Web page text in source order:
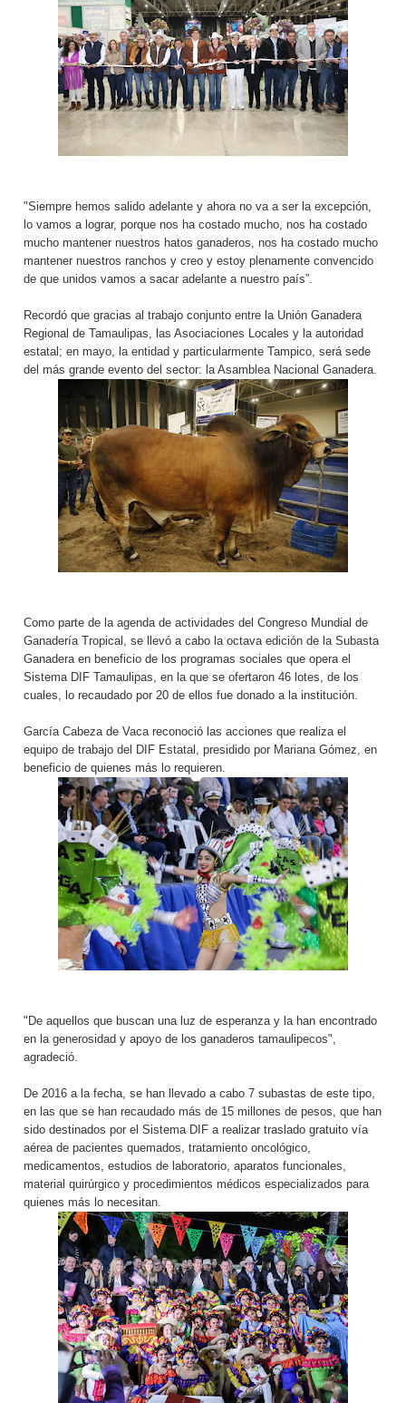
"Siempre hemos salido adelante y ahora no va a ser la excepción,
lo vamos a lograr, porque nos ha costado mucho, nos ha costado
mucho mantener nuestros hatos ganaderos, nos ha costado mucho
mantener nuestros ranchos y creo y estoy plenamente convencido
de que unidos vamos a sacar adelante a nuestro país”.
Recordó que gracias al trabajo conjunto entre la Unión Ganadera
Regional de Tamaulipas, las Asociaciones Locales y la autoridad
estatal; en mayo, la entidad y particularmente Tampico, será sede
del más grande evento del sector: la Asamblea Nacional Ganadera.
Como parte de la agenda de actividades del Congreso Mundial de
Ganadería Tropical, se llevó a cabo la octava edición de la Subasta
Ganadera en beneficio de los programas sociales que opera el
Sistema DIF Tamaulipas, en la que se ofertaron 46 lotes, de los
cuales, lo recaudado por 20 de ellos fue donado a la institución.
García Cabeza de Vaca reconoció las acciones que realiza el
equipo de trabajo del DIF Estatal, presidido por Mariana Gómez, en
beneficio de quienes más lo requieren.
"De aquellos que buscan una luz de esperanza y la han encontrado
en la generosidad y apoyo de los ganaderos tamaulipecos",
agradeció.
De 2016 a la fecha, se han llevado a cabo 7 subastas de este tipo,
en las que se han recaudado más de 15 millones de pesos, que han
sido destinados por el Sistema DIF a realizar traslado gratuito vía
aérea de pacientes quemados, tratamiento oncológico,
medicamentos, estudios de laboratorio, aparatos funcionales,
material quirúrgico y procedimientos médicos especializados para
quienes más lo necesitan.